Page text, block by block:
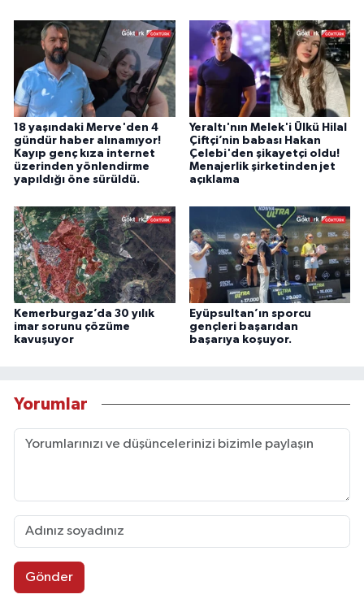
18 yaşındaki Merve'den 4
gündür haber alınamıyor!
Kayıp genç kıza internet
üzerinden yönlendirme
yapıldığı öne sürüldü.
Yeraltı'nın Melek'i Ülkü Hilal
Çiftçi’nin babası Hakan
Çelebi'den şikayetçi oldu!
Menajerlik şirketinden jet
açıklama
Kemerburgaz’da 30 yılık
imar sorunu çözüme
kavuşuyor
Eyüpsultan’ın sporcu
gençleri başarıdan
başarıya koşuyor.
Yorumlar
Gönder